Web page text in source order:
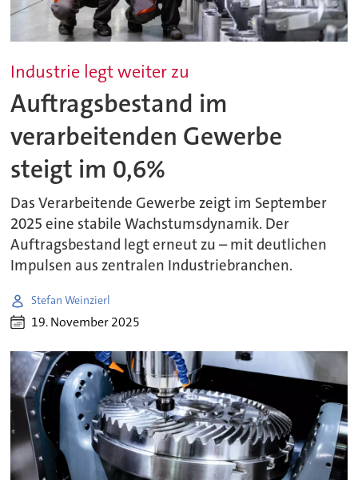
Industrie legt weiter zu
Auftragsbestand im
verarbeitenden Gewerbe
steigt im 0,6%
Das Verarbeitende Gewerbe zeigt im September
2025 eine stabile Wachstumsdynamik. Der
Auftragsbestand legt erneut zu – mit deutlichen
Impulsen aus zentralen Industriebranchen.
Stefan Weinzierl
19. November 2025